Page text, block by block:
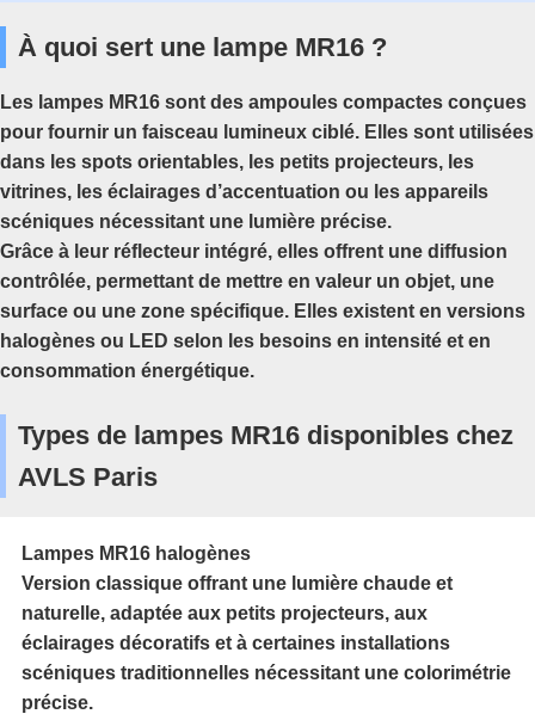
À quoi sert une lampe MR16 ?
Les lampes MR16 sont des ampoules compactes conçues
pour fournir un faisceau lumineux ciblé. Elles sont utilisées
dans les spots orientables, les petits projecteurs, les
vitrines, les éclairages d’accentuation ou les appareils
scéniques nécessitant une lumière précise.
Grâce à leur réflecteur intégré, elles offrent une diffusion
contrôlée, permettant de mettre en valeur un objet, une
surface ou une zone spécifique. Elles existent en versions
halogènes ou LED selon les besoins en intensité et en
consommation énergétique.
Types de lampes MR16 disponibles chez
AVLS Paris
Lampes MR16 halogènes
Version classique offrant une lumière chaude et
naturelle, adaptée aux petits projecteurs, aux
éclairages décoratifs et à certaines installations
scéniques traditionnelles nécessitant une colorimétrie
précise.